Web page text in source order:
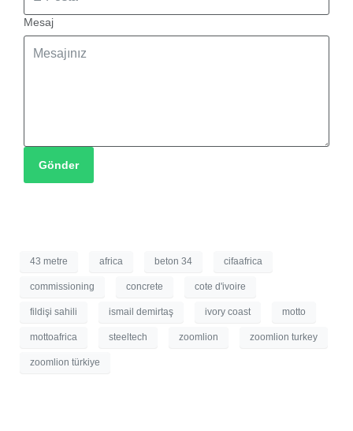
Mesaj
Gönder
43 metre africa beton 34 cifaafrica
commissioning concrete cote d'ivoire
fildişi sahili ismail demirtaş ivory coast motto
mottoafrica steeltech zoomlion zoomlion turkey
zoomlion türkiye